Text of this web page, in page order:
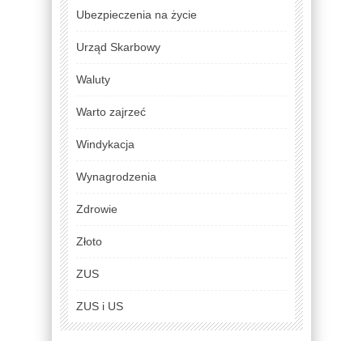
Ubezpieczenia na życie
Urząd Skarbowy
Waluty
Warto zajrzeć
Windykacja
Wynagrodzenia
Zdrowie
Złoto
ZUS
ZUS i US